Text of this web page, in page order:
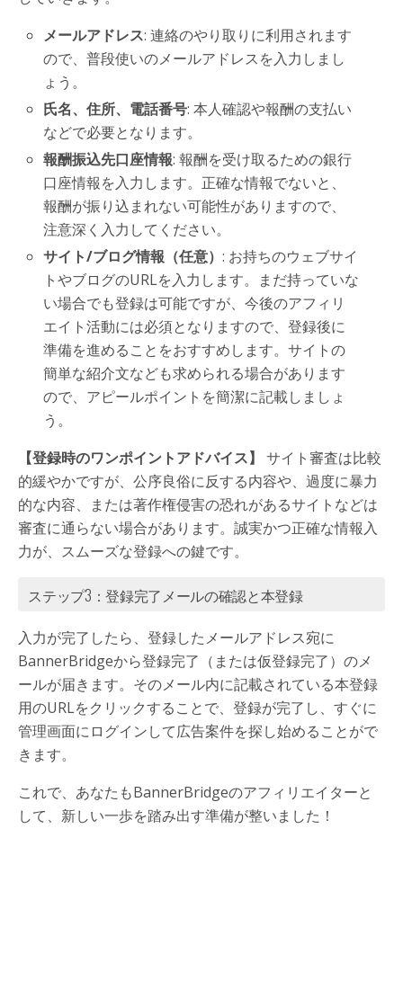
メールアドレス: 連絡のやり取りに利用されます
ので、普段使いのメールアドレスを入力しまし
ょう。
氏名、住所、電話番号: 本人確認や報酬の支払い
などで必要となります。
報酬振込先口座情報: 報酬を受け取るための銀行
口座情報を入力します。正確な情報でないと、
報酬が振り込まれない可能性がありますので、
注意深く入力してください。
サイト/ブログ情報（任意）: お持ちのウェブサイ
トやブログのURLを入力します。まだ持っていな
い場合でも登録は可能ですが、今後のアフィリ
エイト活動には必須となりますので、登録後に
準備を進めることをおすすめします。サイトの
簡単な紹介文なども求められる場合があります
ので、アピールポイントを簡潔に記載しましょ
う。
【登録時のワンポイントアドバイス】
サイト審査は比較
的緩やかですが、公序良俗に反する内容や、過度に暴力
的な内容、または著作権侵害の恐れがあるサイトなどは
審査に通らない場合があります。誠実かつ正確な情報入
力が、スムーズな登録への鍵です。
ステップ3：登録完了メールの確認と本登録
入力が完了したら、登録したメールアドレス宛に
BannerBridgeから登録完了（または仮登録完了）のメ
ールが届きます。そのメール内に記載されている本登録
用のURLをクリックすることで、登録が完了し、すぐに
管理画面にログインして広告案件を探し始めることがで
きます。
これで、あなたもBannerBridgeのアフィリエイターと
して、新しい一歩を踏み出す準備が整いました！